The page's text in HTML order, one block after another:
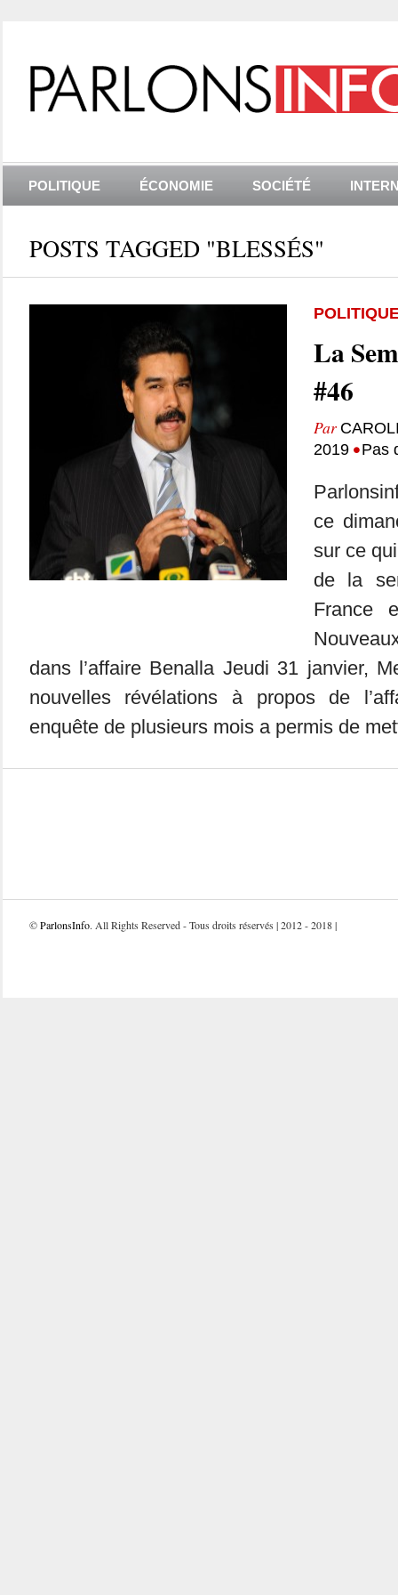
POLITIQUE ÉCONOMIE SOCIÉTÉ
POSTS TAGGED "BLESSÉS"
La
#46
Par
2019 •Pas
ce
sur ce
de la
France
dans l’affaire Benalla Jeudi 31 janvier,
nouvelles révélations à propos de
enquête de plusieurs mois a permis de
©ParlonsInfo. All Rights Reserved - Tous droits réservés | 2012 - 2018 |